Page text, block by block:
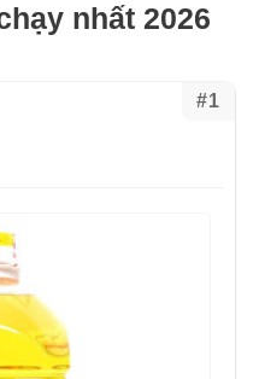
nhất 2026
#1